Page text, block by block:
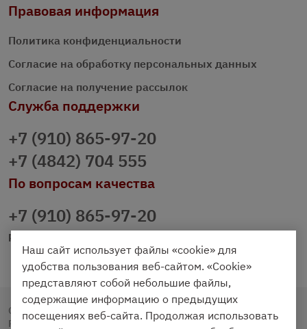
Правовая информация
Политика конфиденциальности
Согласие на обработку персональных данных
Согласие на получение рассылок
Служба поддержки
+7 (910) 865-97-20
+7 (4842) 704 555
По вопросам качества
+7 (910) 865-97-20
prazdnichniy40@palmi.ru
Copyright © 2020 - 2026. Праздничный Стол.
Разработка и продвижение - Vegas Studio
Наш сайт использует файлы «cookie» для
удобства пользования веб-сайтом. «Cookie»
представляют собой небольшие файлы,
содержащие информацию о предыдущих
посещениях веб-сайта. Продолжая использовать